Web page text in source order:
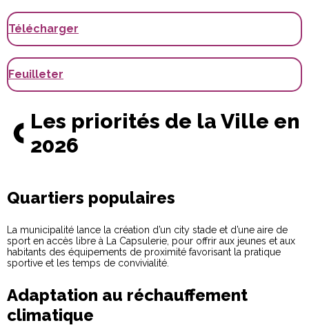
Télécharger
Feuilleter
Les priorités de la Ville en
2026
Quartiers populaires
La municipalité lance la création d’un city stade et d’une aire de
sport en accès libre à La Capsulerie, pour offrir aux jeunes et aux
habitants des équipements de proximité favorisant la pratique
sportive et les temps de convivialité.
Adaptation au réchauffement
climatique